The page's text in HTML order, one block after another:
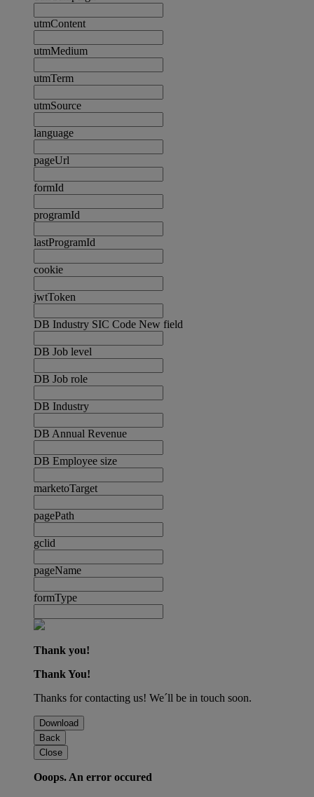
utmContent
utmMedium
utmTerm
utmSource
language
pageUrl
formId
programId
lastProgramId
cookie
jwtToken
DB Industry SIC Code New field
DB Job level
DB Job role
DB Industry
DB Annual Revenue
DB Employee size
marketoTarget
pagePath
gclid
pageName
formType
Thank you!
Thank You!
Thanks for contacting us! We´ll be in touch soon.
Download
Back
Close
Ooops. An error occured